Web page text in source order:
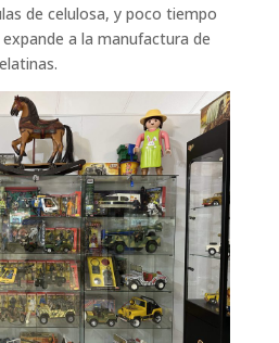
de celulosa, y poco tiempo
a la manufactura de